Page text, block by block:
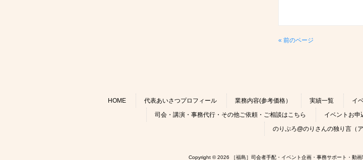
« 前のページ
HOME 代表あいさつプロフィール 業務内容(参考価格） 実績一覧 イ
司会・講演・事務代行・その他ご依頼・ご相談はこちら
イベントお申
のりぷろ@のりさんの独り言（
Copyright © 2026 ［福島］司会者手配・イベント企画・事務サポート・動